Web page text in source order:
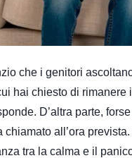
che i genitori
hai chiesto di rimanere
D’altra parte,
chiamato all’ora
tra la calma e il